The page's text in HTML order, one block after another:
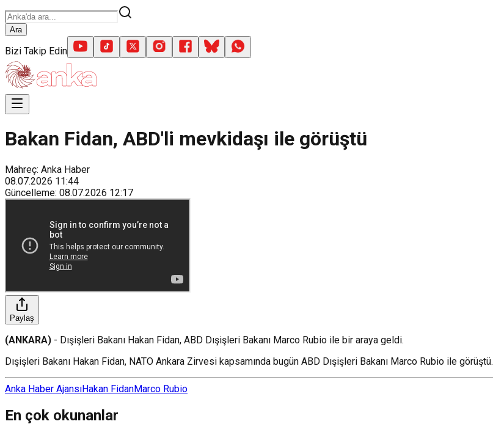
Ara
Bizi Takip Edin
Bakan Fidan, ABD'li mevkidaşı ile görüştü
Mahreç: Anka Haber
08.07.2026 11:44
Güncelleme: 08.07.2026 12:17
Paylaş
(ANKARA) - Dışişleri Bakanı Hakan Fidan, ABD Dışişleri Bakanı Marco Rubio ile bir araya geldi.
Dışişleri Bakanı Hakan Fidan, NATO Ankara Zirvesi kapsamında bugün ABD Dışişleri Bakanı Marco Rubio ile görüştü.
Anka Haber AjansıHakan FidanMarco Rubio
En çok okunanlar